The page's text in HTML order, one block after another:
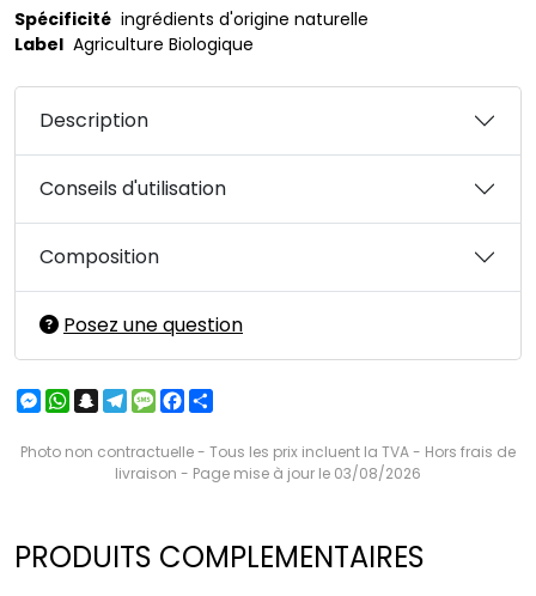
Spécificité ingrédients d'origine naturelle
Label Agriculture Biologique
Description
Conseils d'utilisation
Composition
Posez une question
Messenger
WhatsApp
Snapchat
Telegram
MessageFacebook
Photo non contractuelle - Tous les prix incluent la TVA - Hors frais de
livraison - Page mise à jour le 03/08/2026
PRODUITS COMPLEMENTAIRES